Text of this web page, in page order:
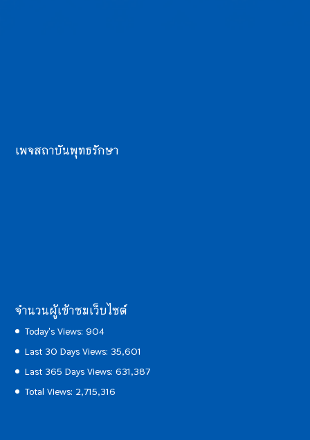
เพจสถาบันพุทธรักษา
จำนวนผู้เข้าชมเว็บไซต์
Today's Views:904
Last 30 Days Views: 35,601
Last 365 Days Views:631,387
Total Views: 2,715,316